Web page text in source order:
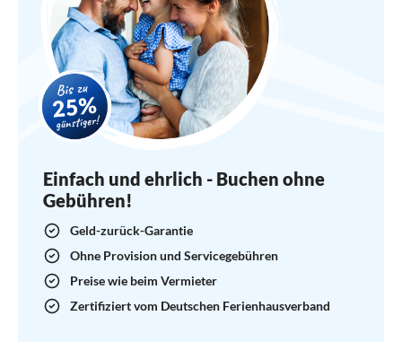
Einfach und ehrlich - Buchen ohne
Gebühren!
Geld-zurück-Garantie
Ohne Provision und Servicegebühren
Preise wie beim Vermieter
Zertifiziert vom Deutschen Ferienhausverband